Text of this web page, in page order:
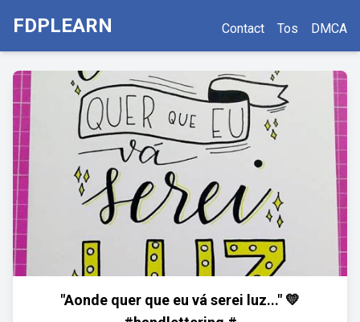
FDPLEARN Contact Tos DMCA
"Aonde quer que eu vá serei luz..." 💛